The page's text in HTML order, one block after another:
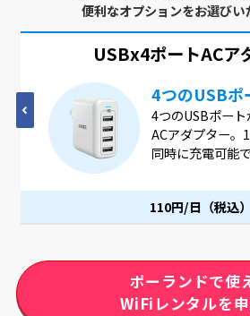
便利なオプションをお選びい
USBx4ポートACア
4つのUSBポ
4つのUSBポー
ACアダプター。
同時に充電可能で
110円/日（税込）
ポーランドで使
WiFiレンタルを